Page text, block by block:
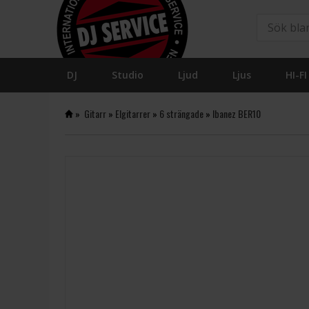
DJ Studio Ljud Ljus HI-FI
» Gitarr» Elgitarrer» 6 strängade» Ibanez BER10